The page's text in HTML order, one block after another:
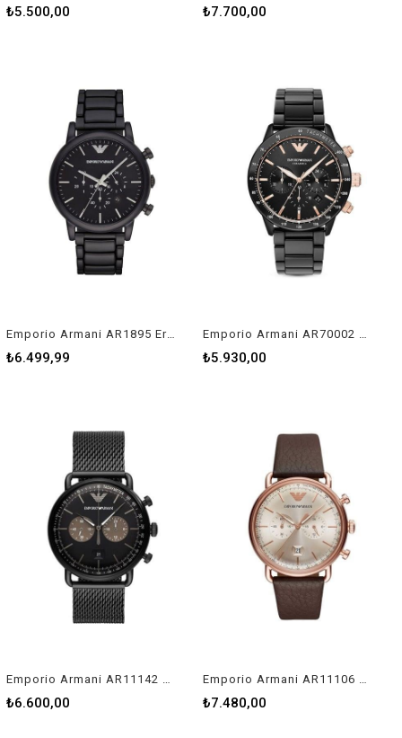
₺5.500,00 ₺7.700,00
₺6.499,99 ₺5.930,00
Emporio Armani AR11142 Erkek Kol Saati
₺6.600,00
Emporio Armani AR11106 Erkek Kol Saati
₺7.480,00